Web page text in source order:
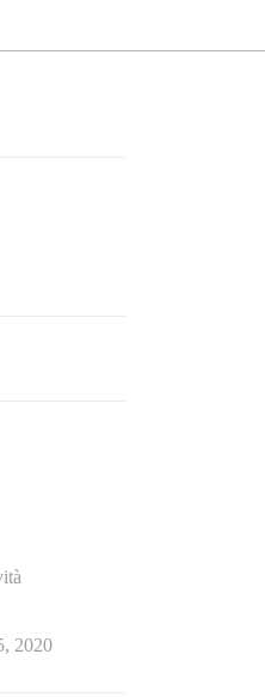
2020